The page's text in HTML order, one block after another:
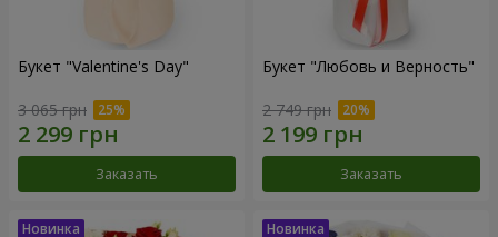
Букет "Valentine's Day"
3 065 грн
Заказать
Букет "Любовь и Верность"
2 749 грн
Заказать